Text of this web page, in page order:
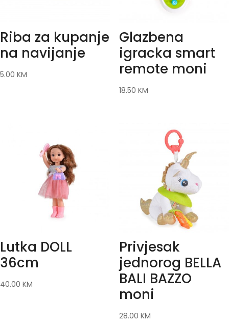
Riba za kupanje
na navijanje
5.00 KM
Glazbena
igracka smart
remote moni
18.50 KM
Lutka DOLL
36cm
40.00 KM
Privjesak
jednorog BELLA
BALI BAZZO
moni
28.00 KM